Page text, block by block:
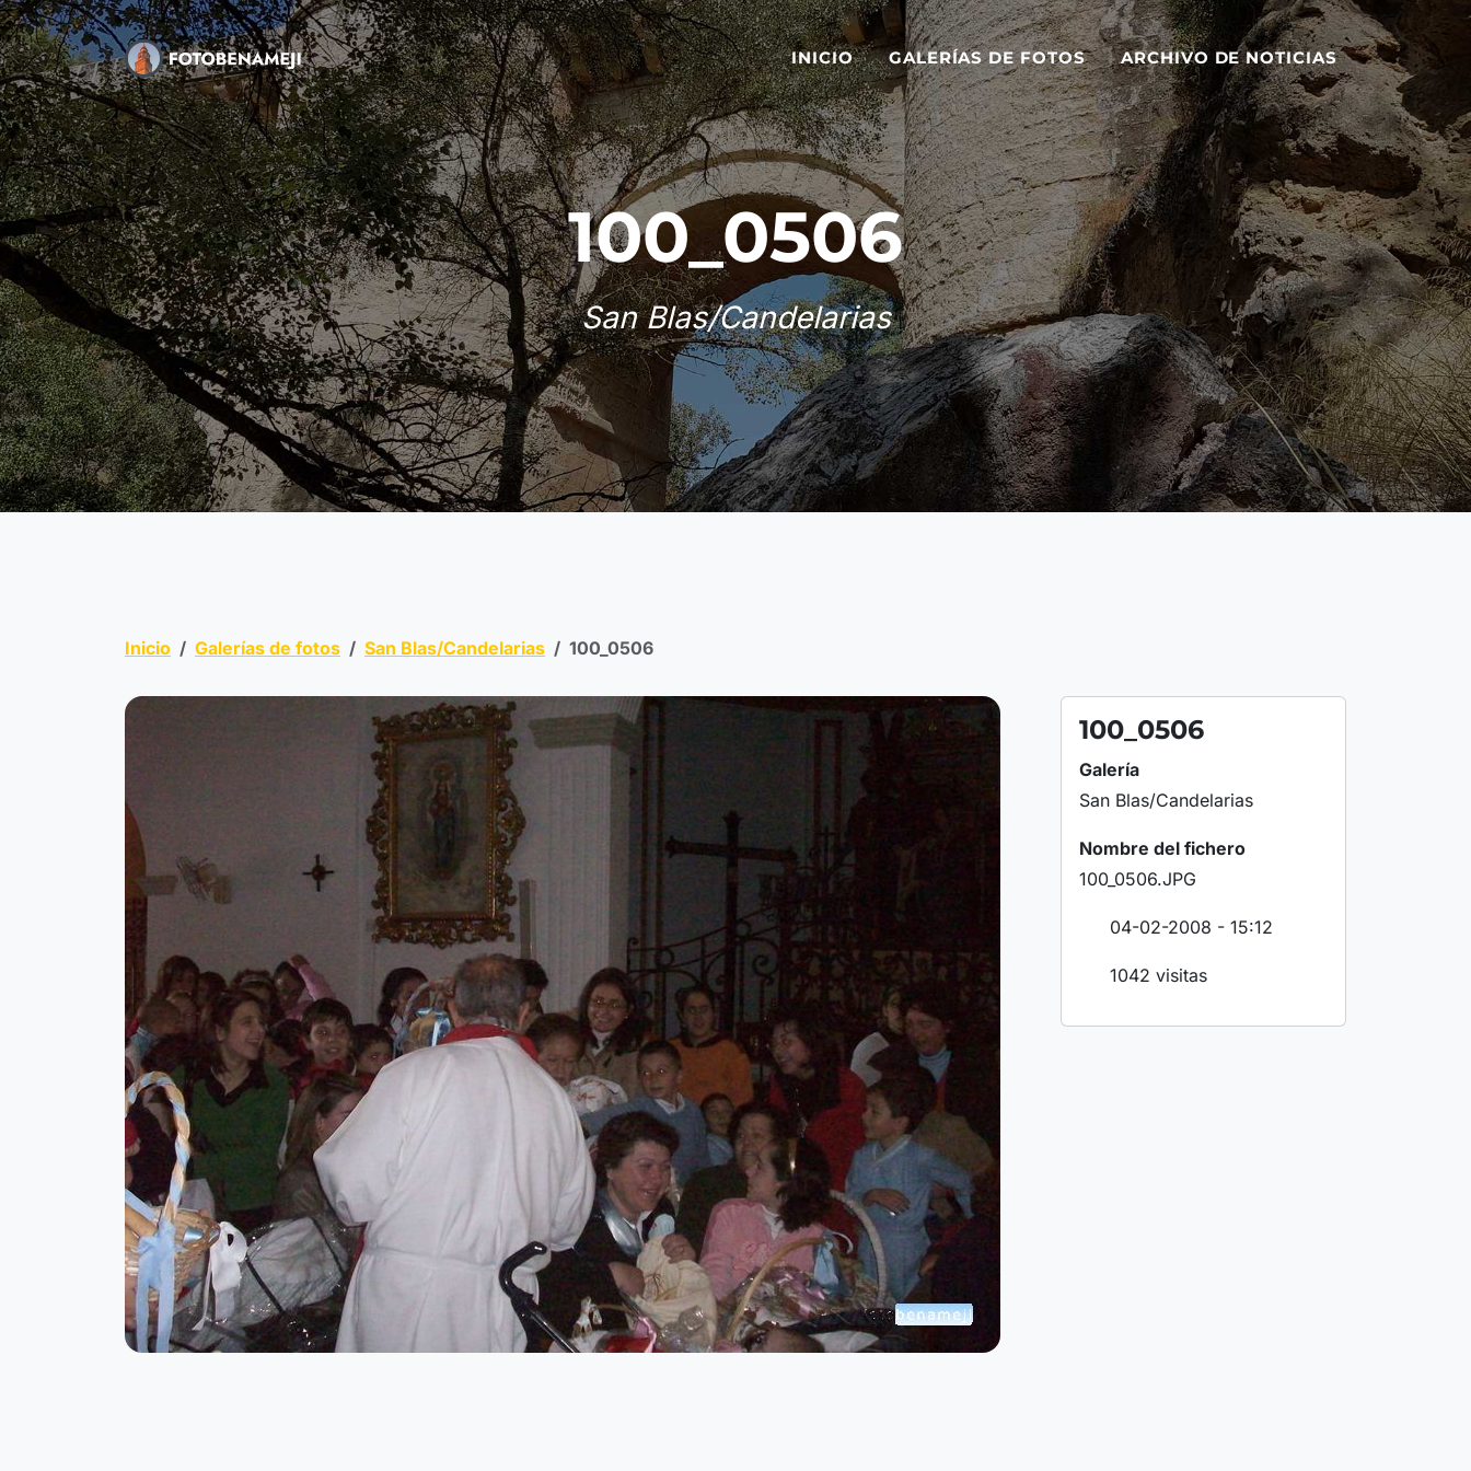
INICIO GALERÍAS DE FOTOS ARCHIVO DE NOTICIAS
100_0506
San Blas/Candelarias
Inicio Galerías de fotos San Blas/Candelarias 100_0506
100_0506
Galería
San Blas/Candelarias
Nombre del fichero
100_0506.JPG
04-02-2008 - 15:12
1042 visitas